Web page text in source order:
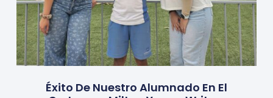
Éxito De Nuestro Alumnado En El